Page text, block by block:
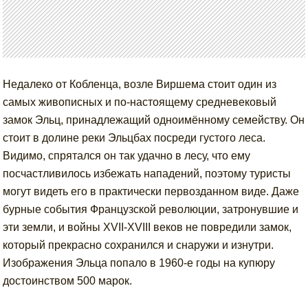
Недалеко от Кобленца, возле Виршема стоит один из
самых живописных и по-настоящему средневековый
замок Эльц, принадлежащий одноимённому семейству. Он
стоит в долине реки Эльцбах посреди густого леса.
Видимо, спрятался он так удачно в лесу, что ему
посчастливилось избежать нападений, поэтому туристы
могут видеть его в практически первозданном виде. Даже
бурные события Французской революции, затронувшие и
эти земли, и войны XVII-XVIII веков не повредили замок,
который прекрасно сохранился и снаружи и изнутри.
Изображения Эльца попало в 1960-е годы на купюру
достоинством 500 марок.